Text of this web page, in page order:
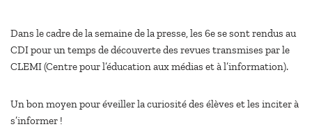
Dans le cadre de la semaine de la presse, les 6e se sont rendus au
CDI pour un temps de découverte des revues transmises par le
CLEMI (Centre pour l’éducation auxmédias et à l’information).
Un bon moyen pour éveiller la curiosité des élèves et les inciter à
s’informer !